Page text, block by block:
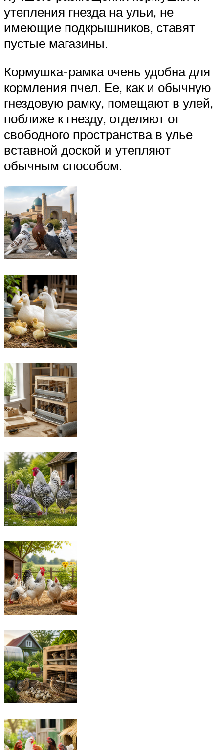
утепления гнезда на ульи, не
имеющие подкрышников, ставят
пустые магазины.
Кормушка-рамка очень удобна для
кормления пчел. Ее, как и обычную
гнездовую рамку, помещают в улей,
поближе к гнезду, отделяют от
свободного пространства в улье
вставной доской и утепляют
обычным способом.